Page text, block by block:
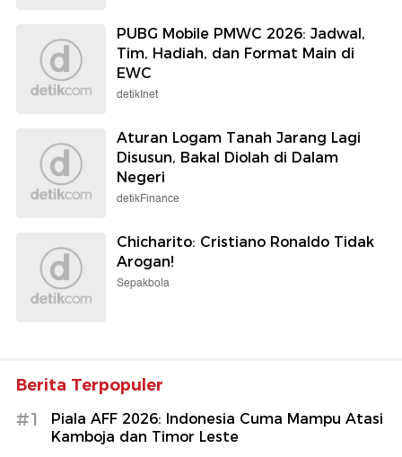
PUBG Mobile PMWC 2026: Jadwal,
Tim, Hadiah, dan Format Main di
EWC
detikInet
Aturan Logam Tanah Jarang Lagi
Disusun, Bakal Diolah di Dalam
Negeri
detikFinance
Chicharito: Cristiano Ronaldo Tidak
Arogan!
Sepakbola
Berita Terpopuler
#1
Piala AFF 2026: Indonesia Cuma Mampu Atasi
Kamboja dan Timor Leste